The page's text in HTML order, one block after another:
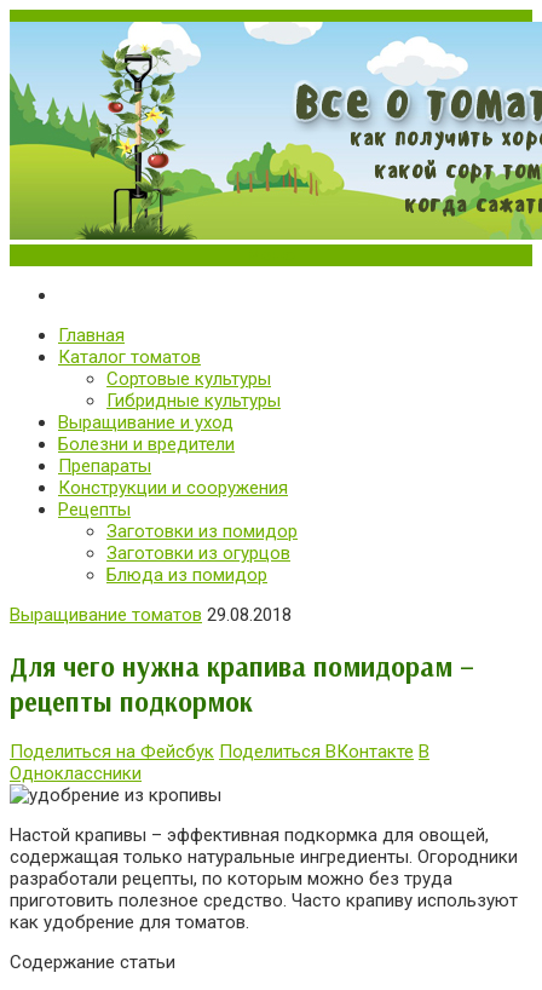
Все о томатах. Выращивание томатов. Сорта и рассада.
Выращивание и уход за томатами
Главная
Каталог томатов
Сортовые культуры
Гибридные культуры
Выращивание и уход
Болезни и вредители
Препараты
Конструкции и сооружения
Рецепты
Заготовки из помидор
Заготовки из огурцов
Блюда из помидор
Выращивание томатов 29.08.2018
Для чего нужна крапива помидорам –
рецепты подкормок
Поделиться на Фейсбук Поделиться ВКонтакте В
Одноклассники
Настой крапивы – эффективная подкормка для овощей,
содержащая только натуральные ингредиенты. Огородники
разработали рецепты, по которым можно без труда
приготовить полезное средство. Часто крапиву используют
как удобрение для томатов.
Содержание статьи